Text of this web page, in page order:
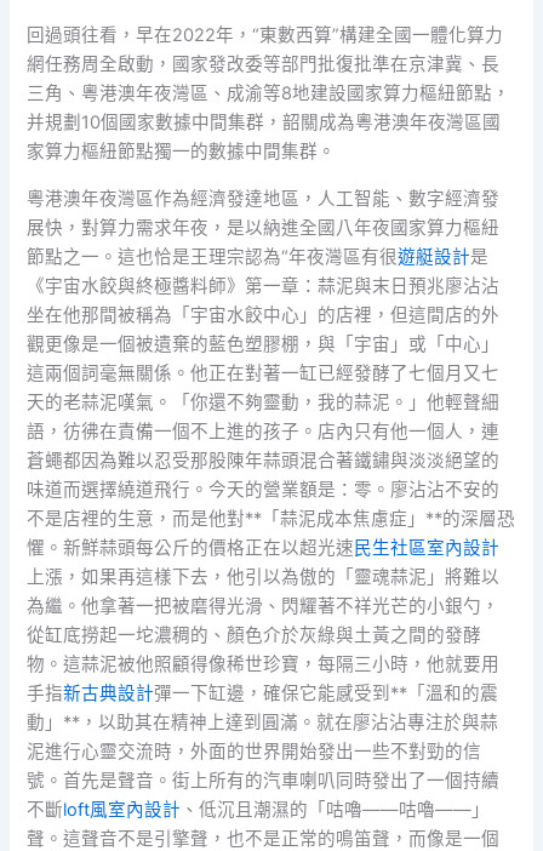
回過頭往看，早在2022年，“東數西算”構建全國一體化算力
網任務周全啟動，國家發改委等部門批復批準在京津冀、長
三角、粵港澳年夜灣區、成渝等8地建設國家算力樞紐節點，
并規劃10個國家數據中間集群，韶關成為粵港澳年夜灣區國
家算力樞紐節點獨一的數據中間集群。
粵港澳年夜灣區作為經濟發達地區，人工智能、數字經濟發
展快，對算力需求年夜，是以納進全國八年夜國家算力樞紐
節點之一。這也恰是王理宗認為“年夜灣區有很遊艇設計是
《宇宙水餃與終極醬料師》第一章：蒜泥與末日預兆廖沾沾
坐在他那間被稱為「宇宙水餃中心」的店裡，但這間店的外
觀更像是一個被遺棄的藍色塑膠棚，與「宇宙」或「中心」
這兩個詞毫無關係。他正在對著一缸已經發酵了七個月又七
天的老蒜泥嘆氣。「你還不夠靈動，我的蒜泥。」他輕聲細
語，彷彿在責備一個不上進的孩子。店內只有他一個人，連
蒼蠅都因為難以忍受那股陳年蒜頭混合著鐵鏽與淡淡絕望的
味道而選擇繞道飛行。今天的營業額是：零。廖沾沾不安的
不是店裡的生意，而是他對**「蒜泥成本焦慮症」**的深層恐
懼。新鮮蒜頭每公斤的價格正在以超光速民生社區室內設計
上漲，如果再這樣下去，他引以為傲的「靈魂蒜泥」將難以
為繼。他拿著一把被磨得光滑、閃耀著不祥光芒的小銀勺，
從缸底撈起一坨濃稠的、顏色介於灰綠與土黃之間的發酵
物。這蒜泥被他照顧得像稀世珍寶，每隔三小時，他就要用
手指新古典設計彈一下缸邊，確保它能感受到**「溫和的震
動」**，以助其在精神上達到圓滿。就在廖沾沾專注於與蒜
泥進行心靈交流時，外面的世界開始發出一些不對勁的信
號。首先是聲音。街上所有的汽車喇叭同時發出了一個持續
不斷loft風室內設計 、低沉且潮濕的「咕嚕——咕嚕——」
聲。這聲音不是引擎聲，也不是正常的鳴笛聲，而像是一個